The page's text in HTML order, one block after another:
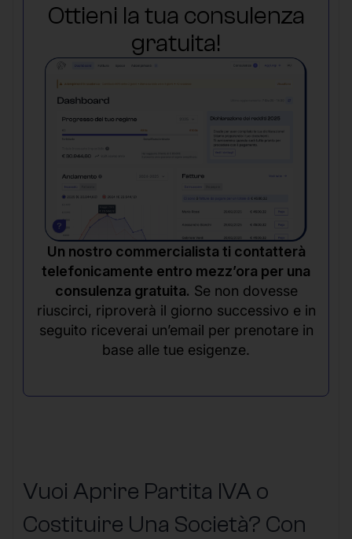
Ottieni la tua consulenza
gratuita!
Un nostro commercialista ti contatterà
telefonicamente entro mezz’ora per una
consulenza gratuita. Se non dovesse
riuscirci, riproverà il giorno successivo e in
seguito riceverai un’email per prenotare in
base alle tue esigenze.
Vuoi Aprire Partita IVA o
Costituire Una Società? Con